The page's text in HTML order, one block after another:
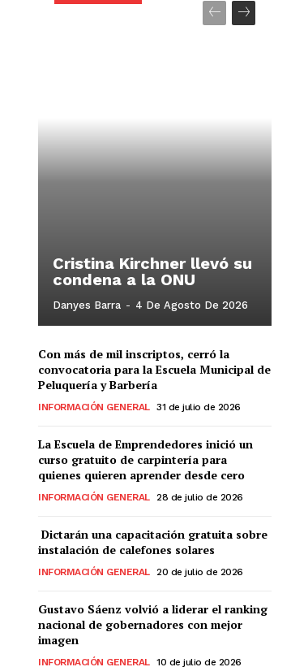
Cristina Kirchner llevó su
condena a la ONU
Danyes Barra - 4 De Agosto De 2026
Con más de mil inscriptos, cerró la
convocatoria para la Escuela Municipal de
Peluquería y Barbería
INFORMACIÓN GENERAL 31 de julio de 2026
La Escuela de Emprendedores inició un
curso gratuito de carpintería para
quienes quieren aprender desde cero
INFORMACIÓN GENERAL 28 de julio de 2026
Dictarán una capacitación gratuita sobre
instalación de calefones solares
INFORMACIÓN GENERAL 20 de julio de 2026
Gustavo Sáenz volvió a liderar el ranking
nacional de gobernadores con mejor
imagen
INFORMACIÓN GENERAL 10 de julio de 2026